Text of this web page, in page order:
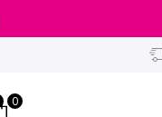
0